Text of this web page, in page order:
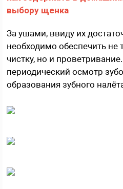
За ушами, ввиду их
необходимо обеспечить
чистку, но и
периодический осмотр
образования зубного